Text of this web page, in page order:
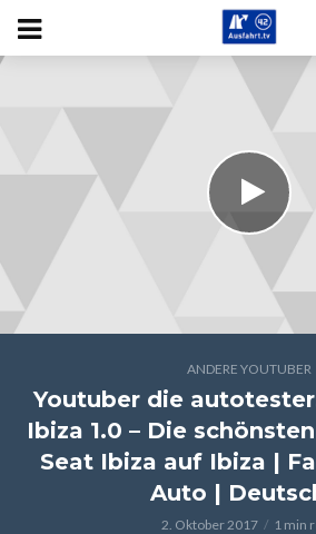
ANDERE YOUTUBER
Youtuber die
Ibiza 1.0 – Die
Seat Ibiza auf Ibiza |
Auto |
2. Oktober 2017 1 min